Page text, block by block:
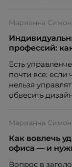
закупкам
компании
Марианна
профессий:
Есть
почти все: если
нельзя
обвесить
Проблема в
а движение. А
случай, где
Марианна
Как вовлечь
офиса — и
Вопрос в